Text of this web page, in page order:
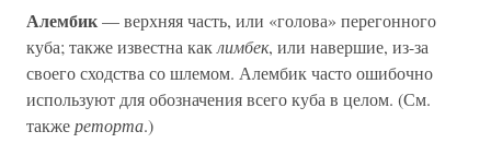
Алембик— верхняя часть, или «голова» перегонного
куба; также известна каклимбек, или навершие, из-за
своего сходства со шлемом. Алембик часто ошибочно
используют для обозначения всего куба в целом. (См.
такжереторта.)